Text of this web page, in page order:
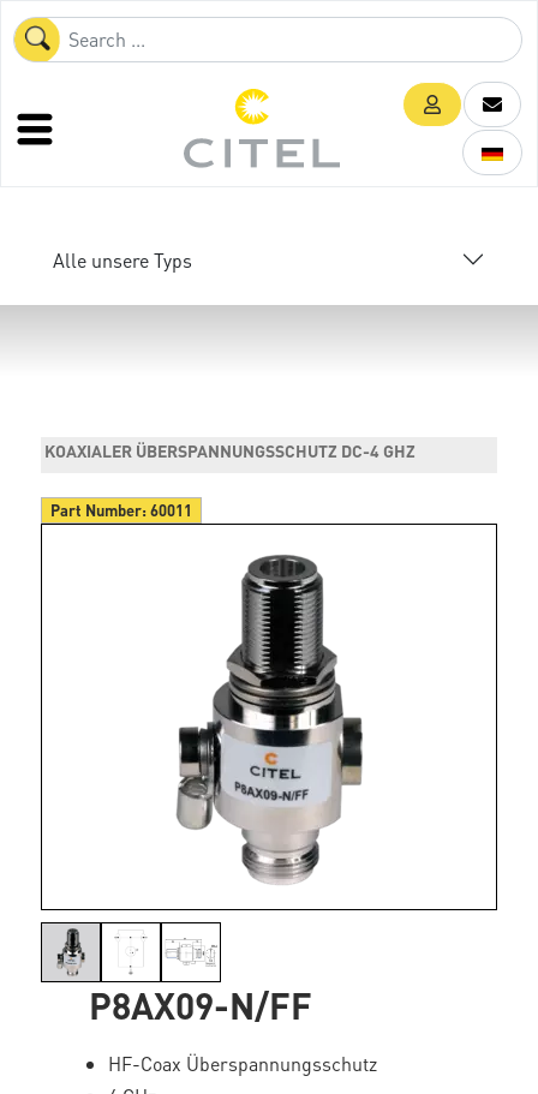
Alle unsere Typs
KOAXIALER ÜBERSPANNUNGSSCHUTZ DC-4 GHZ
Part Number:60011
P8AX09-N/FF
HF-Coax Überspannungsschutz